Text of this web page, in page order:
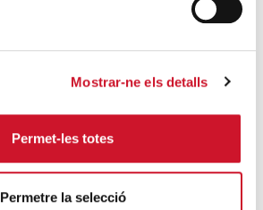
Mostrar-ne els detalls
Permet-les totes
Permetre la selecció